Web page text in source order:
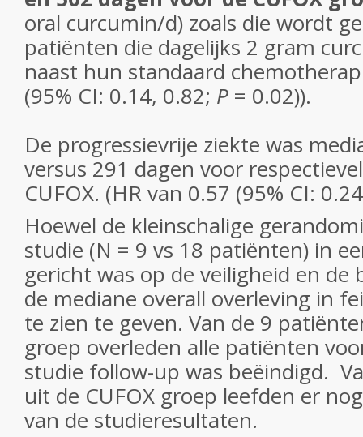
oral curcumin/d) zoals die wordt
patiënten die dagelijks 2 gram
naast hun standaard
(95% CI: 0.14, 0.82; P = 0.02)).
De progressievrije ziekte was
versus 291 dagen voor
CUFOX. (HR van 0.57 (95% CI:
Hoewel de kleinschalige
studie (N = 9 vs 18 patiënten) in
gericht was op de veiligheid en
de mediane overall overleving in
te zien te geven. Van de 9
groep overleden alle patiënten
studie follow-up was beëindigd.
uit de CUFOX groep leefden er
van de studieresultaten.